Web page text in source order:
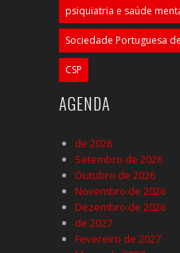
psiquiatria e saúde
Sociedade Portuguesa
CSP
AGENDA
de 2026
Setembro de 2026
Outubro de 2026
Novembro de 2026
Dezembro de 2026
de 2027
Fevereiro de 2027